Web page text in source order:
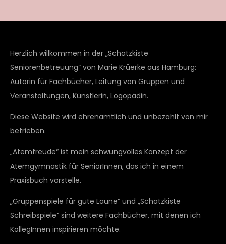
Herzlich willkommen in der „Schatzkiste
Seniorenbetreuung“ von Marie Krüerke aus Hamburg:
Autorin für Fachbücher, Leitung von Gruppen und
Veranstaltungen, Künstlerin, Logopädin.
Diese Website wird ehrenamtlich und unbezahlt von mir
betrieben.
„Atemfreude“ ist mein schwungvolles Konzept der
Atemgymnastik für SeniorInnen, das ich in einem
Praxisbuch vorstelle.
„Gruppenspiele für gute Laune“ und „Schatzkiste
Schreibspiele“ sind weitere Fachbücher, mit denen ich
KollegInnen inspirieren möchte.